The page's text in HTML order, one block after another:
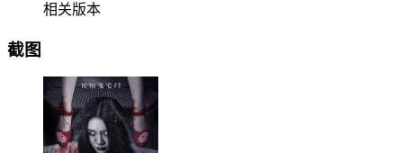
相关版本
截图